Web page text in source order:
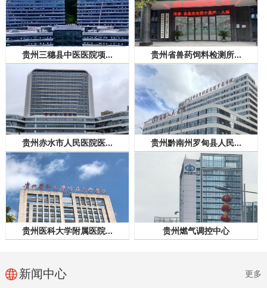
贵州三穗县中医医院项... 贵州省兽药饲料检测所...
贵州赤水市人民医院医... 贵州黔南州罗甸县人民...
贵州医科大学附属医院... 贵州燃气调控中心
新闻中心 更多